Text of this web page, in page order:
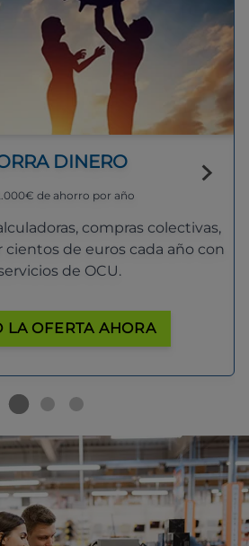
DINERO
de ahorro por año
compras colectivas,
cientos de euros cada año con
de OCU.
LA OFERTA AHORA